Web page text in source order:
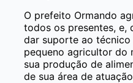
O prefeito Ormando
todos os presentes, e,
dar suporte ao
pequeno agricultor do
sua produção de
de sua área de